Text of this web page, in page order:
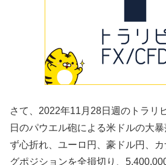
さて、2022年11月28日週のトラリ
日のパウエル砲による米ドルの大
ず心折れ、ユーロ円、豪ドル円、
グポジションを全損切り、